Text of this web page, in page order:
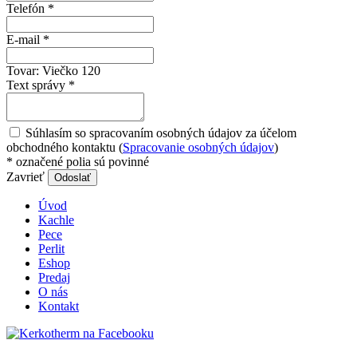
Telefón *
E-mail *
Tovar: Viečko 120
Text správy *
Súhlasím so spracovaním osobných údajov za účelom
obchodného kontaktu (Spracovanie osobných údajov)
* označené polia sú povinné
Zavrieť
Odoslať
Úvod
Kachle
Pece
Perlit
Eshop
Predaj
O nás
Kontakt